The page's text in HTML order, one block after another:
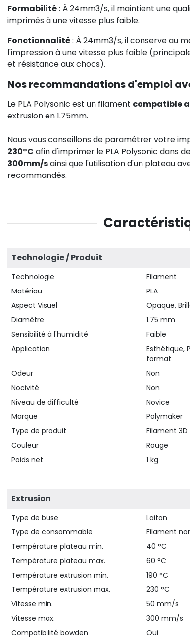
Formabilité: À 24mm3/s, il maintient une
imprimés à une vitesse plus faible.
Fonctionnalité: À 24mm3/s, il conserve au
l'impression à une vitesse plus faible
et résistance aux chocs).
Nos recommandations d'emploi
Le PLA Polysonic est un filament compatible
extrusion en 1.75mm.
Nous vous conseillons de paramétrer votre
230°C afin d'imprimer le PLA Polysonic dans
300mm/sainsi que l'utilisation d'un plateau
recommandés.
Technologie / Produit
Technologie
Filament
Matériau
PLA
Aspect Visuel
Opaque,
Diamètre
1.75 mm
Sensibilité à l'humidité
Faible
Application
Esthétique,
format
Odeur
Non
Nocivité
Non
Niveau de difficulté
Novice
Marque
Polymaker
Type de produit
Filament 3D
Couleur
Rouge
Poids net
1 kg
Extrusion
Type de buse
Laiton
Type de consommable
Filament
Température plateau min.
40 °C
Température plateau max.
60 °C
Température extrusion min.
190 °C
Température extrusion max.
230 °C
Vitesse min.
50 mm/s
Vitesse max.
300 mm/s
Compatibilité bowden
Oui